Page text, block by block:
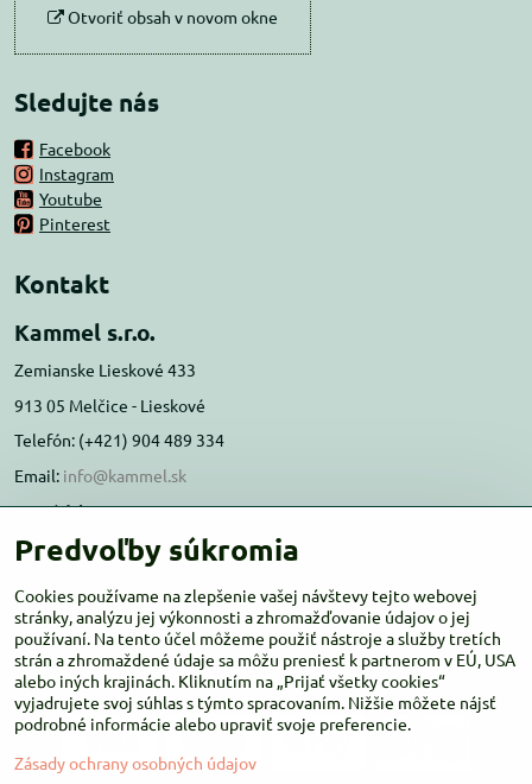
Otvoriť obsah v novom okne
Sledujte nás
Facebook
Instagram
Youtube
Pinterest
Kontakt
Kammel s.r.o.
Zemianske Lieskové 433
913 05 Melčice - Lieskové
Telefón: (+421) 904 489 334
Email: info@kammel.sk
Prevádzka:
Administratívna budova PD Melčice
Otváracie hodiny:PO-ŠT 8:00 - 16:00
PIA-NE Zatvorené
Predvoľby súkromia
Cookies používame na zlepšenie vašej návštevy tejto webovej
stránky, analýzu jej výkonnosti a zhromažďovanie údajov o jej
používaní. Na tento účel môžeme použiť nástroje a služby tretích
strán a zhromaždené údaje sa môžu preniesť k partnerom v EÚ, USA
alebo iných krajinách. Kliknutím na „Prijať všetky cookies“
vyjadrujete svoj súhlas s týmto spracovaním. Nižšie môžete nájsť
podrobné informácie alebo upraviť svoje preferencie.
Zásady ochrany osobných údajov